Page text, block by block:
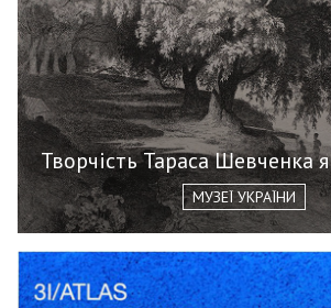
Творчість Тараса Шевченка
МУЗЕЇ УКРАЇНИ